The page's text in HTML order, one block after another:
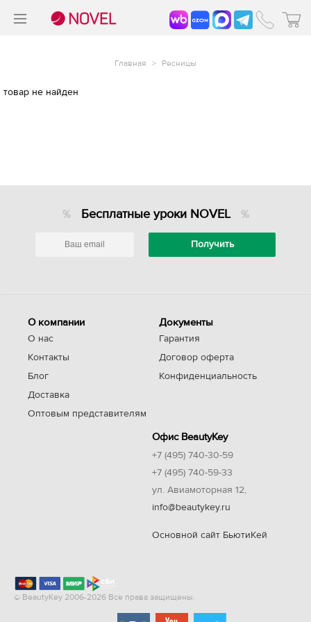
Главная > Ресницы
товар не найден
Бесплатные уроки NOVEL
О компании
О нас
Контакты
Блог
Доставка
Оптовым представителям
Документы
Гарантия
Договор оферта
Конфиденциальность
Офис BeautyKey
+7 (495) 740-30-59
+7 (495) 740-59-33
ул. Авиамоторная 12,
info@beautykey.ru
Основной сайт БьютиКей
© BeautyKey 2006-2026 Все права защищены.